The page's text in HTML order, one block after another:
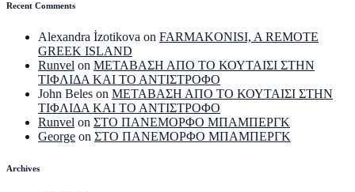
Recent Comments
Alexandra İzotikova on FARMAKONISI, A REMOTE
GREEK ISLAND
Runvel on ΜΕΤΑΒΑΣΗ ΑΠΟ ΤΟ ΚΟΥΤΑΙΣΙ ΣΤΗΝ
ΤΙΦΛΙΔΑ ΚΑΙ ΤΟ ΑΝΤΙΣΤΡΟΦΟ
John Beles on ΜΕΤΑΒΑΣΗ ΑΠΟ ΤΟ ΚΟΥΤΑΙΣΙ ΣΤΗΝ
ΤΙΦΛΙΔΑ ΚΑΙ ΤΟ ΑΝΤΙΣΤΡΟΦΟ
Runvel on ΣΤΟ ΠΑΝΕΜΟΡΦΟ ΜΠΑΜΠΕΡΓΚ
George on ΣΤΟ ΠΑΝΕΜΟΡΦΟ ΜΠΑΜΠΕΡΓΚ
Archives